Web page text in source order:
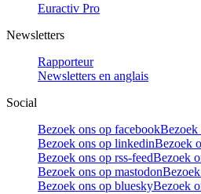
Euractiv Pro
Newsletters
Rapporteur
Newsletters en anglais
Social
Bezoek ons op facebookBezoek
Bezoek ons op linkedinBezoek
Bezoek ons op rss-feedBezoek
Bezoek ons op mastodon
Bezoek ons op blueskyBezoek